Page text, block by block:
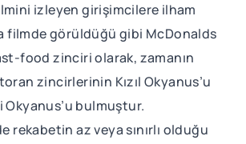
izleyen girişimcilere ilham
filmde görüldüğü gibi McDonalds
food zinciri olarak, zamanın
zincirlerinin Kızıl Okyanus’u
Okyanus’u bulmuştur.
rekabetin az veya sınırlı olduğu